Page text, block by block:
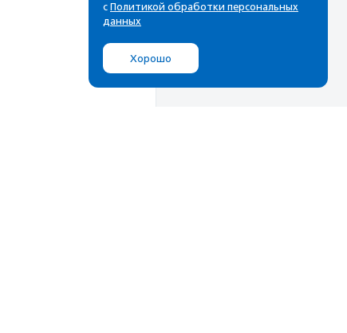
с Политикой обработки персональных
данных
Хорошо